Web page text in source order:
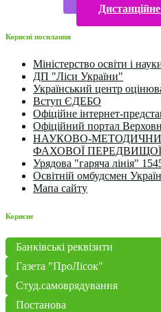
Корисні посилання
Міністерство освіти і
ДП "Ліси України"
Український центр
Вступ ЄДЕБО
Офіційне інтернет-
Офіційний портал
НАУКОВО-
ФАХОВОЇ
Урядова "гаряча лінія"
Освітній омбудсмен
Мапа сайту
Корисне
Банківські реквізити
Газета "ПроЛісок"
Студ.самоврядування
Постанова